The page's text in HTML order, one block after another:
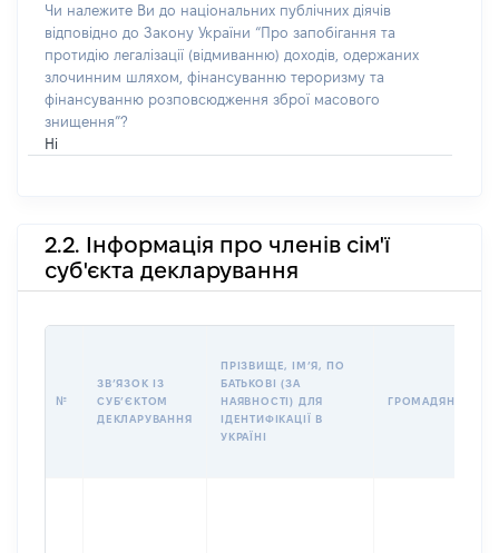
Чи належите Ви до національних публічних діячів
відповідно до Закону України “Про запобігання та
протидію легалізації (відмиванню) доходів, одержаних
злочинним шляхом, фінансуванню тероризму та
фінансуванню розповсюдження зброї масового
знищення”?
Ні
2.2. Інформація про членів сім'ї
суб'єкта декларування
№
ЗВʼЯЗОК ІЗ
СУБʼЄКТОМ
ДЕКЛАРУВАННЯ
ПРІЗВИЩЕ, ІМʼЯ, ПО
БАТЬКОВІ (ЗА
НАЯВНОСТІ) ДЛЯ
ІДЕНТИФІКАЦІЇ В
УКРАЇНІ
ГРОМАДЯНСТВО